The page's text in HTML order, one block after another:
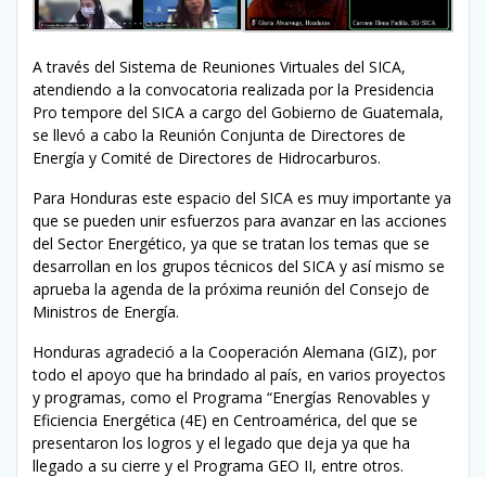
A través del Sistema de Reuniones Virtuales del SICA,
atendiendo a la convocatoria realizada por la Presidencia
Pro tempore del SICA a cargo del Gobierno de Guatemala,
se llevó a cabo la Reunión Conjunta de Directores de
Energía y Comité de Directores de Hidrocarburos.
Para Honduras este espacio del SICA es muy importante ya
que se pueden unir esfuerzos para avanzar en las acciones
del Sector Energético, ya que se tratan los temas que se
desarrollan en los grupos técnicos del SICA y así mismo se
aprueba la agenda de la próxima reunión del Consejo de
Ministros de Energía.
Honduras agradeció a la Cooperación Alemana (GIZ), por
todo el apoyo que ha brindado al país, en varios proyectos
y programas, como el Programa “Energías Renovables y
Eficiencia Energética (4E) en Centroamérica, del que se
presentaron los logros y el legado que deja ya que ha
llegado a su cierre y el Programa GEO II, entre otros.